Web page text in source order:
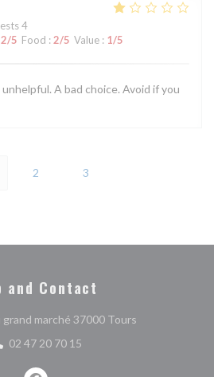
4
2/5 Food : 2/5 Value : 1/5
A bad choice. Avoid if you
2 3
and Contact
grand marché 37000 Tours((opens in a
02 47 20 70 15